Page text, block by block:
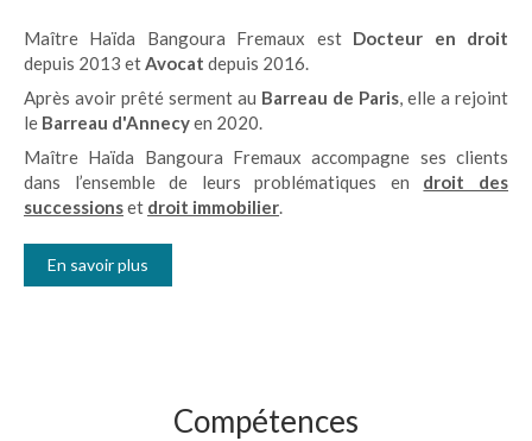
Maître Haïda Bangoura Fremaux est Docteur en droit
depuis 2013 etAvocat depuis 2016.
Après avoir prêté serment au Barreau de Paris, elle a rejoint
le Barreau d'Annecyen 2020.
Maître Haïda Bangoura Fremaux accompagne ses clients
dans l’ensemble de leurs problématiques en droit des
successionset droit immobilier.
En savoir plus
Compétences